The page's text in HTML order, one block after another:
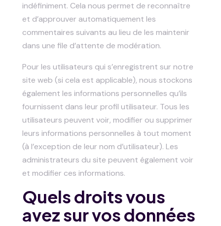
indéfiniment. Cela nous permet de reconnaître
et d’approuver automatiquement les
commentaires suivants au lieu de les maintenir
dans une file d’attente de modération.
Pour les utilisateurs qui s’enregistrent sur notre
site web (si cela est applicable), nous stockons
également les informations personnelles qu’ils
fournissent dans leur profil utilisateur. Tous les
utilisateurs peuvent voir, modifier ou supprimer
leurs informations personnelles à tout moment
(à l’exception de leur nom d’utilisateur). Les
administrateurs du site peuvent également voir
et modifier ces informations.
Quels droits vous
avez sur vos données